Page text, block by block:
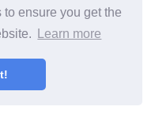
ensure you get the
Learn more